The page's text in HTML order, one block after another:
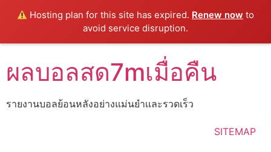
Hosting plan for this site has expired. Renew now to
avoid service disruption.
to
content
ผลบอลสด7mเมื่อคืน
รายงานบอลย้อนหลังอย่างแม่นยำเเละรวดเร็ว
SITEMAP